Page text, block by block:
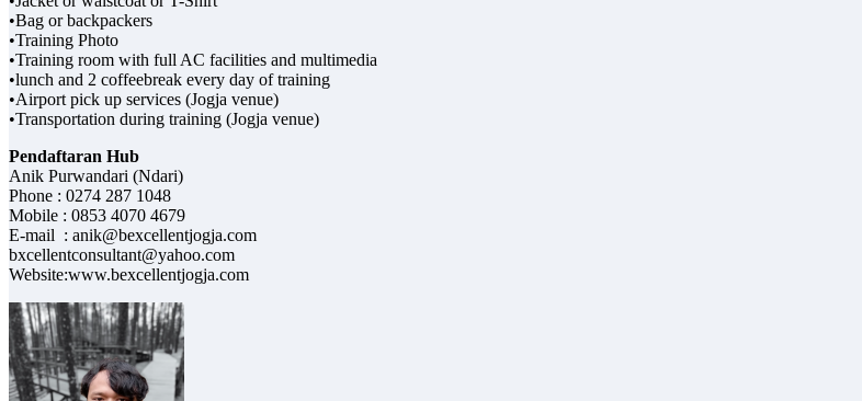
•Bag or backpackers
•Training Photo
•Training room with full AC facilities and multimedia
•lunch and 2 coffeebreak every day of training
•Airport pick up services (Jogja venue)
•Transportation during training (Jogja venue)
Pendaftaran Hub
Anik Purwandari (Ndari)
Phone : 0274 287 1048
Mobile : 0853 4070 4679
E-mail : anik@bexcellentjogja.com
bxcellentconsultant@yahoo.com
Website:www.bexcellentjogja.com